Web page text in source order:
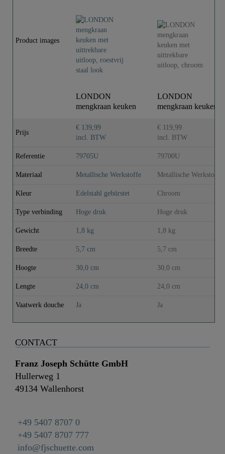
Product images
LONDON
mengkraan keuken
uitloop, ro..
LONDON
mengkraan keuken
uitloop, ch..
Prijs
€ 139,99
incl. BTW
€ 119,99
incl. BTW
Referentie 79705U 79700U
Materiaal Metallische Werkstoffe Metallische Werkstoffe
Kleur Edelstahl gebürstet Chroom
Type verbinding Hoge druk Hoge druk
Gewicht 1,8 kg 1,8 kg
Breedte 5,7 cm 5,7 cm
Hoogte 30,0 cm 30,0 cm
Lengte 24,0 cm 24,0 cm
Vaatwerk douche Ja Ja
CONTACT
Franz Joseph Schütte GmbH
Hullerweg 1
49134 Wallenhorst
+49 5407 8707 0
+49 5407 8707 777
info@fjschuette.com